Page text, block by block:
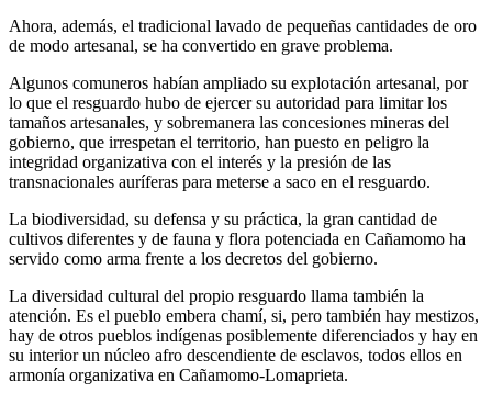
Ahora, además, el tradicional lavado de pequeñas cantidades de oro
de modo artesanal, se ha convertido en grave problema.
Algunos comuneros habían ampliado su explotación artesanal, por
lo que el resguardo hubo de ejercer su autoridad para limitar los
tamaños artesanales, y sobremanera las concesiones mineras del
gobierno, que irrespetan el territorio, han puesto en peligro la
integridad organizativa con el interés y la presión de las
transnacionales auríferas para meterse a saco en el resguardo.
La biodiversidad, su defensa y su práctica, la gran cantidad de
cultivos diferentes y de fauna y flora potenciada en Cañamomo ha
servido como arma frente a los decretos del gobierno.
La diversidad cultural del propio resguardo llama también la
atención. Es el pueblo embera chamí, si, pero también hay mestizos,
hay de otros pueblos indígenas posiblemente diferenciados y hay en
su interior un núcleo afro descendiente de esclavos, todos ellos en
armonía organizativa en Cañamomo-Lomaprieta.